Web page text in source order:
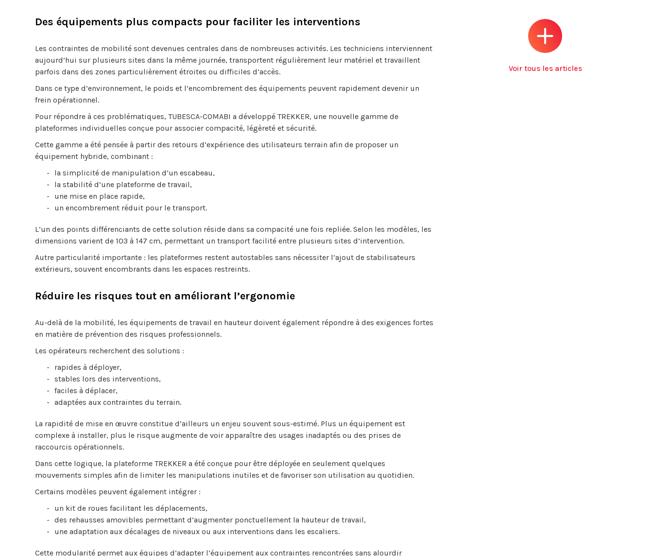
Des équipements plus compacts pour faciliter les interventions
Les contraintes de mobilité sont devenues centrales dans de nombreuses activités. Les techniciens interviennent
aujourd’hui sur plusieurs sites dans la même journée, transportent régulièrement leur matériel et travaillent
parfois dans des zones particulièrement étroites ou difficiles d’accès.
Dans ce type d’environnement, le poids et l’encombrement des équipements peuvent rapidement devenir un
frein opérationnel.
Pour répondre à ces problématiques, TUBESCA-COMABI a développé TREKKER, une nouvelle gamme de
plateformes individuelles conçue pour associer compacité, légèreté et sécurité.
Cette gamme a été pensée à partir des retours d’expérience des utilisateurs terrain afin de proposer un
équipement hybride, combinant :
la simplicité de manipulation d’un escabeau,
la stabilité d’une plateforme de travail,
une mise en place rapide,
un encombrement réduit pour le transport.
L’un des points différenciants de cette solution réside dans sa compacité une fois repliée. Selon les modèles, les
dimensions varient de 103 à 147 cm, permettant un transport facilité entre plusieurs sites d’intervention.
Autre particularité importante : les plateformes restent autostables sans nécessiter l’ajout de stabilisateurs
extérieurs, souvent encombrants dans les espaces restreints.
Réduire les risques tout en améliorant l’ergonomie
Au-delà de la mobilité, les équipements de travail en hauteur doivent également répondre à des exigences fortes
en matière de prévention des risques professionnels.
Les opérateurs recherchent des solutions :
rapides à déployer,
stables lors des interventions,
faciles à déplacer,
adaptées aux contraintes du terrain.
La rapidité de mise en œuvre constitue d’ailleurs un enjeu souvent sous-estimé. Plus un équipement est
complexe à installer, plus le risque augmente de voir apparaître des usages inadaptés ou des prises de
raccourcis opérationnels.
Dans cette logique, la plateforme TREKKER a été conçue pour être déployée en seulement quelques
mouvements simples afin de limiter les manipulations inutiles et de favoriser son utilisation au quotidien.
Certains modèles peuvent également intégrer :
un kit de roues facilitant les déplacements,
des rehausses amovibles permettant d’augmenter ponctuellement la hauteur de travail,
une adaptation aux décalages de niveaux ou aux interventions dans les escaliers.
Cette modularité permet aux équipes d’adapter l’équipement aux contraintes rencontrées sans alourdir
Voir tous les articles